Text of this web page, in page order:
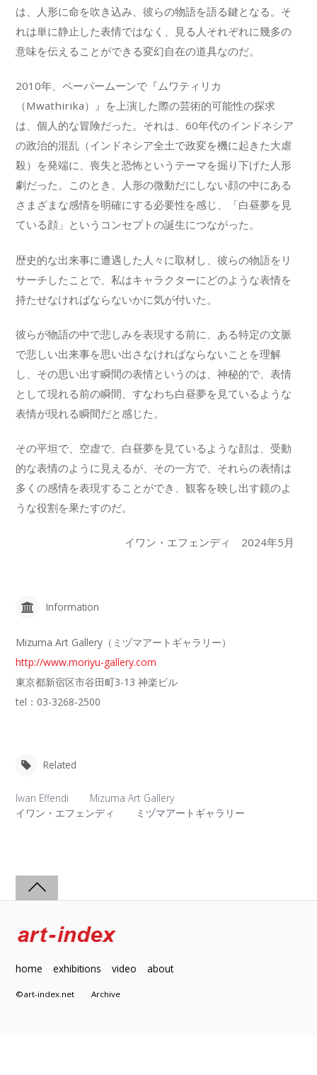
は、人形に命を吹き込み、彼らの物語を語る鍵となる。そ
れは単に静止した表情ではなく、見る人それぞれに幾多の
意味を伝えることができる変幻自在の道具なのだ。
2010年、ペーパームーンで『ムワティリカ
（Mwathirika）』を上演した際の芸術的可能性の探求
は、個人的な冒険だった。それは、60年代のインドネシア
の政治的混乱（インドネシア全土で政変を機に起きた大虐
殺）を発端に、喪失と恐怖というテーマを掘り下げた人形
劇だった。このとき、人形の微動だにしない顔の中にある
さまざまな感情を明確にする必要性を感じ、「白昼夢を見
ている顔」というコンセプトの誕生につながった。
歴史的な出来事に遭遇した人々に取材し、彼らの物語をリ
サーチしたことで、私はキャラクターにどのような表情を
持たせなければならないかに気が付いた。
彼らが物語の中で悲しみを表現する前に、ある特定の文脈
で悲しい出来事を思い出さなければならないことを理解
し、その思い出す瞬間の表情というのは、神秘的で、表情
として現れる前の瞬間、すなわち白昼夢を見ているような
表情が現れる瞬間だと感じた。
その平坦で、空虚で、白昼夢を見ているような顔は、受動
的な表情のように見えるが、その一方で、それらの表情は
多くの感情を表現することができ、観客を映し出す鏡のよ
うな役割を果たすのだ。
イワン・エフェンディ 2024年5月
Information
Mizuma Art Gallery（ミヅマアートギャラリー）
http://www.moriyu-gallery.com
東京都新宿区市谷田町3-13 神楽ビル
tel：03-3268-2500
Related
Iwan Effendi
Mizuma Art Gallery
イワン・エフェンディ
ミヅマアートギャラリー
home exhibitions video about
©art-index.netArchive